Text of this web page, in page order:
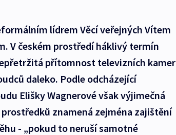
lídrem Věcí veřejných Vítem
V českém prostředí háklivý termín
přítomnost televizních kamer
daleko. Podle odcházející
Elišky Wagnerové však výjimečná
znamená zejména zajištění
- „pokud to neruší samotné